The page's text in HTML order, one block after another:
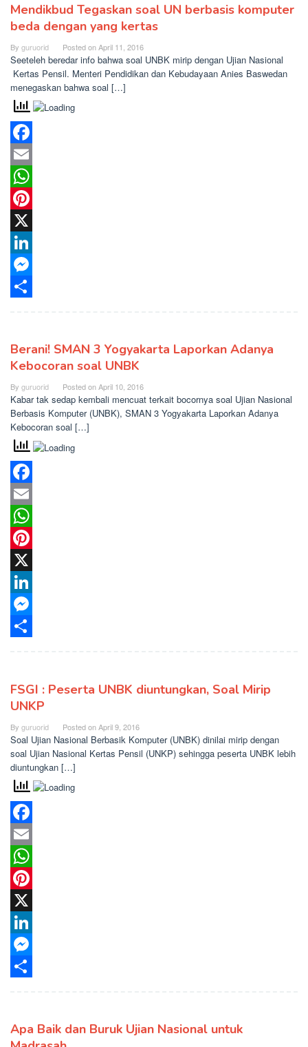
Mendikbud Tegaskan soal UN berbasis komputer
beda dengan yang kertas
By guruorid Posted onApril 11, 2016
Seeteleh beredar info bahwa soal UNBK mirip dengan Ujian Nasional
Kertas Pensil. Menteri Pendidikan dan Kebudayaan Anies Baswedan
menegaskan bahwa soal […]
Facebook
Email
WhatsApp
Pinterest
X
LinkedIn
Messenger
Berani! SMAN 3 Yogyakarta Laporkan Adanya
Kebocoran soal UNBK
By guruorid Posted onApril 10, 2016
Kabar tak sedap kembali mencuat terkait bocornya soal Ujian Nasional
Berbasis Komputer (UNBK), SMAN 3 Yogyakarta Laporkan Adanya
Kebocoran soal […]
Facebook
Email
WhatsApp
Pinterest
X
LinkedIn
Messenger
FSGI : Peserta UNBK diuntungkan, Soal Mirip
UNKP
By guruorid Posted onApril 9, 2016
Soal Ujian Nasional Berbasik Komputer (UNBK) dinilai mirip dengan
soal Ujian Nasional Kertas Pensil (UNKP) sehingga peserta UNBK lebih
diuntungkan […]
Facebook
Email
WhatsApp
Pinterest
X
LinkedIn
Messenger
Apa Baik dan Buruk Ujian Nasional untuk